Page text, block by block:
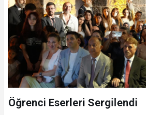
Öğrenci Eserleri Sergilendi